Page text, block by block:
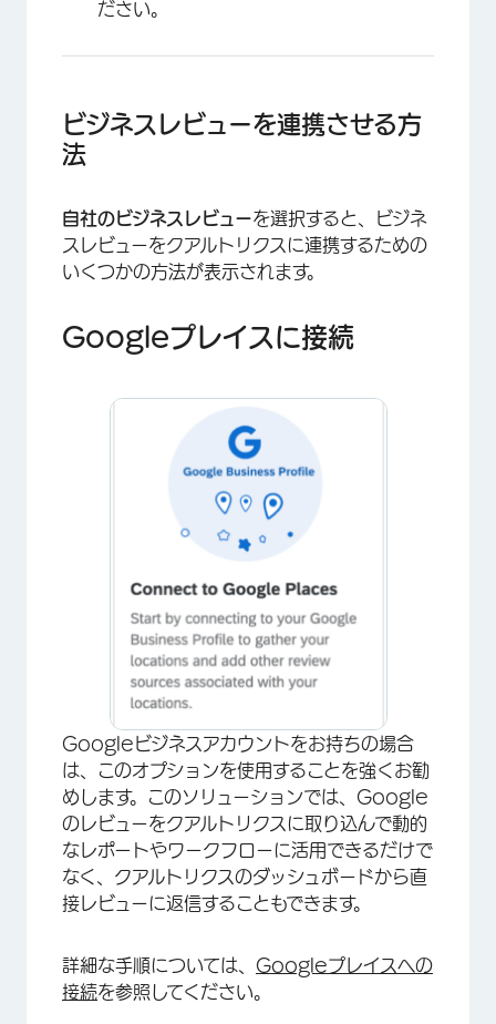
ださい。
ビジネスレビューを連携させる方
法
自社のビジネスレビューを選択すると、ビジネ
スレビューをクアルトリクスに連携するための
いくつかの方法が表示されます。
Googleプレイスに接続
Googleビジネスアカウントをお持ちの場合
は、このオプションを使用することを強くお勧
めします。このソリューションでは、Google
のレビューをクアルトリクスに取り込んで動的
なレポートやワークフローに活用できるだけで
なく、クアルトリクスのダッシュボードから直
接レビューに返信することもできます。
詳細な手順については、 Googleプレイスへの
接続を参照してください。